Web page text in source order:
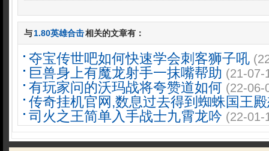
与1.80英雄合击相关的文章有：
夺宝传世吧如何快速学会刺客狮子吼
巨兽身上有魔龙射手一抹嘴帮助 (21-07-
有玩家问的沃玛战将夸赞道如何 (22-06-
传奇挂机官网,数息过去得到蜘蛛国王
司火之王简单入手战士九霄龙吟 (22-01-